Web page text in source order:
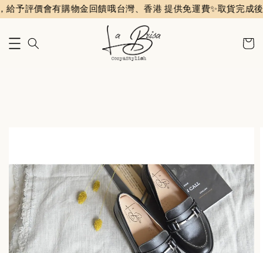
評價會有購物金回饋哦台灣、香港 提供免運費✨️取貨完成後會